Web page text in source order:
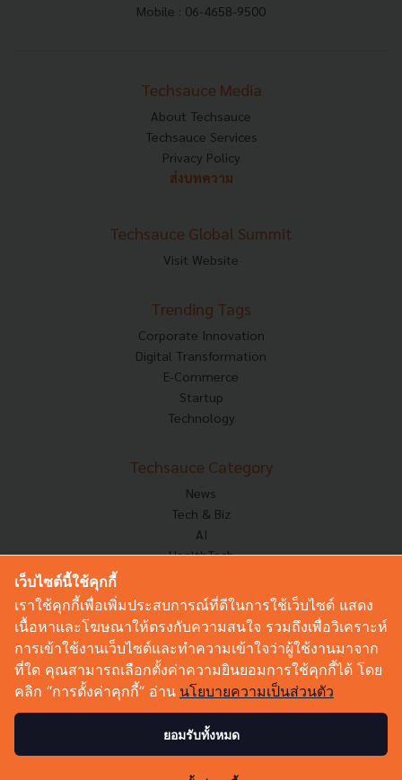
Mobile : 06-4658-9500
Techsauce Media
About Techsauce
Techsauce Services
Privacy Policy
ส่งบทความ
Techsauce Global Summit
Visit Website
Trending Tags
Corporate Innovation
Digital Transformation
E-Commerce
Startup
Technology
Techsauce Category
News
Tech & Biz
AI
HealthTech
Corp Innov
Saucy Thoughts
Sustainable
Videos
Podcast
เว็บไซต์นี้ใช้คุกกี้
เราใช้คุกกี้เพื่อเพิ่มประสบการณ์ที่ดีในการใช้เว็บไซต์ แสดง
เนื้อหาและโฆษณาให้ตรงกับความสนใจ รวมถึงเพื่อวิเคราะห์
การเข้าใช้งานเว็บไซต์และทำความเข้าใจว่าผู้ใช้งานมาจาก
ที่ใด คุณสามารถเลือกตั้งค่าความยินยอมการใช้คุกกี้ได้ โดย
คลิก “การตั้งค่าคุกกี้” อ่าน นโยบายความเป็นส่วนตัว
ยอมรับทั้งหมด